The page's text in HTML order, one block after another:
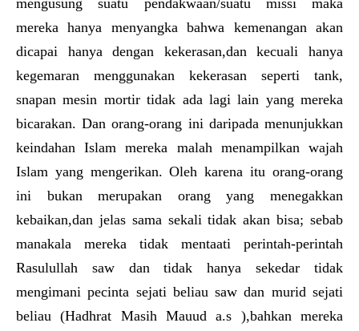
mengusung suatu pendakwaan/suatu missi maka
mereka hanya menyangka bahwa kemenangan akan
dicapai hanya dengan kekerasan,dan kecuali hanya
kegemaran menggunakan kekerasan seperti tank,
snapan mesin mortir tidak ada lagi lain yang mereka
bicarakan. Dan orang-orang ini daripada menunjukkan
keindahan Islam mereka malah menampilkan wajah
Islam yang mengerikan. Oleh karena itu orang-orang
ini bukan merupakan orang yang menegakkan
kebaikan,dan jelas sama sekali tidak akan bisa; sebab
manakala mereka tidak mentaati perintah-perintah
Rasulullah saw dan tidak hanya sekedar tidak
mengimani pecinta sejati beliau saw dan murid sejati
beliau (Hadhrat Masih Mauud a.s ),bahkan mereka